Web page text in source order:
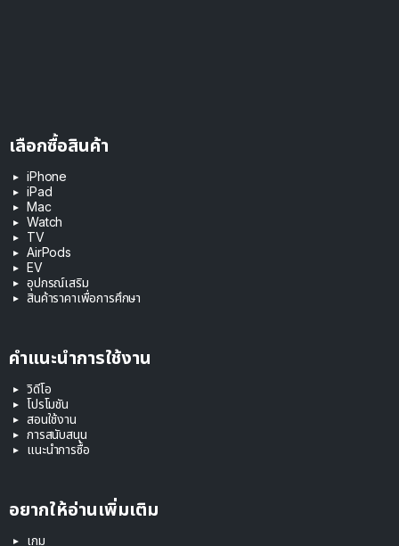
เลือกซื้อสินค้า
iPhone
iPad
Mac
Watch
TV
AirPods
EV
อุปกรณ์เสริม
สินค้าราคาเพื่อการศึกษา
คำแนะนำการใช้งาน
วิดีโอ
โปรโมชัน
สอนใช้งาน
การสนับสนุน
แนะนำการซื้อ
อยากให้อ่านเพิ่มเติม
เกม